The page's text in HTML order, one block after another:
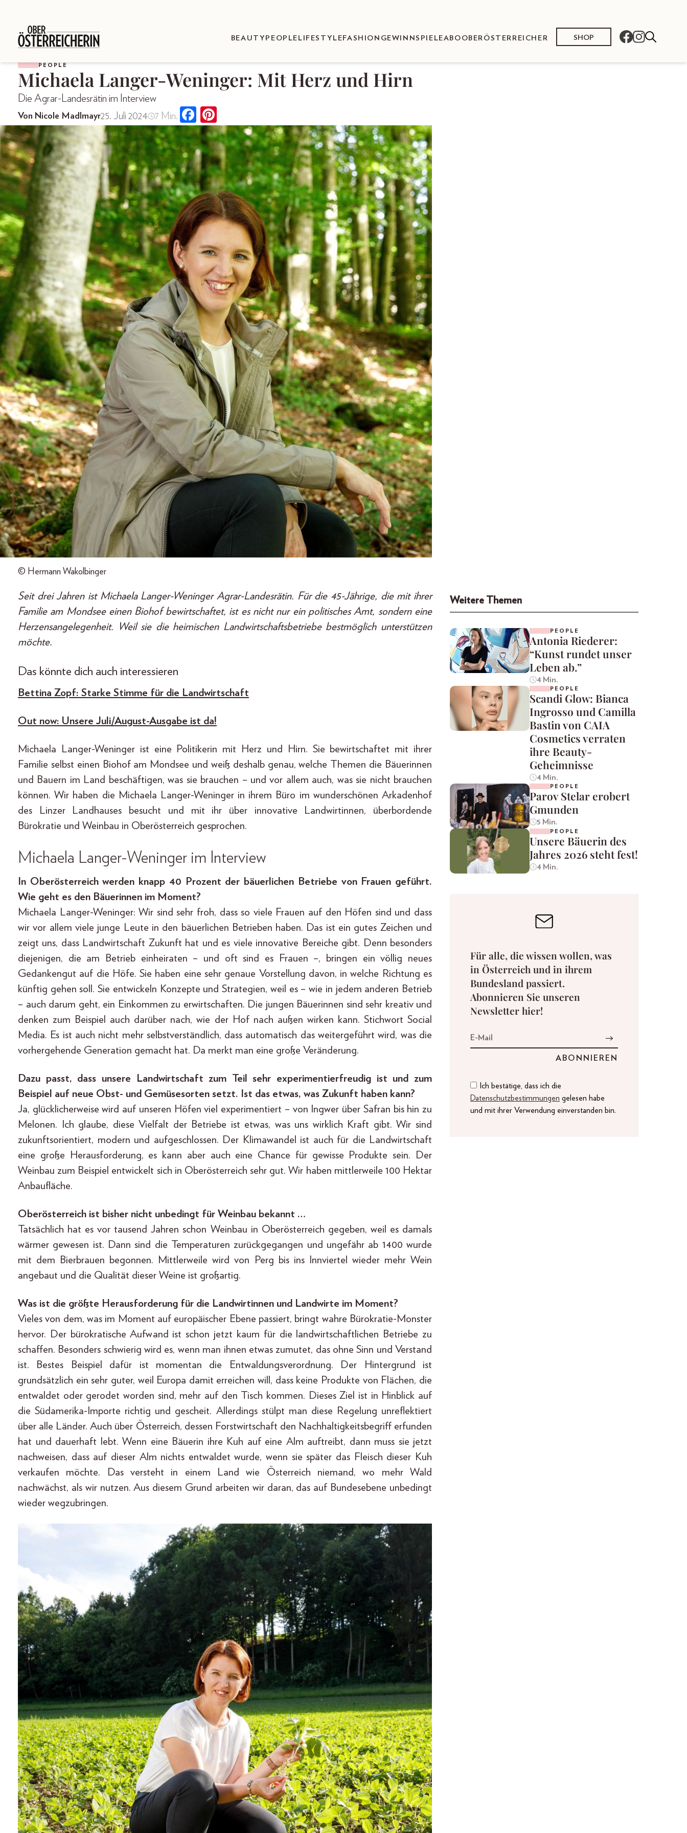
BEAUTY PEOPLE LIFESTYLEFASHION GEWINNSPIELEABO OBERÖSTERREICHER SHOP
PEOPLE
Michaela Langer-Weninger: Mit Herz und Hirn
Die Agrar-Landesrätin im Interview
Von Nicole Madlmayr25. Juli 2024 7 Min.
© Hermann Wakolbinger
Seit drei Jahren ist Michaela Langer-Weninger Agrar-Landesrätin. Für die 45-Jährige, die mit ihrer
Familie am Mondsee einen Biohof bewirtschaftet, ist es nicht nur ein politisches Amt, sondern eine
Herzensangelegenheit. Weil sie die heimischen Landwirtschaftsbetriebe bestmöglich unterstützen
möchte.
Das könnte dich auch interessieren
Bettina Zopf: Starke Stimme für die Landwirtschaft
Out now: Unsere Juli/August-Ausgabe ist da!
Michaela Langer-Weninger ist eine Politikerin mit Herz und Hirn. Sie bewirtschaftet mit ihrer
Familie selbst einen Biohof am Mondsee und weiß deshalb genau, welche Themen die Bäuerinnen
und Bauern im Land beschäftigen, was sie brauchen – und vor allem auch, was sie nicht brauchen
können. Wir haben die Michaela Langer-Weninger in ihrem Büro im wunderschönen Arkadenhof
des Linzer Landhauses besucht und mit ihr über innovative Landwirtinnen, überbordende
Bürokratie und Weinbau in Oberösterreich gesprochen.
Michaela Langer-Weninger im Interview
In Oberösterreich werden knapp 40 Prozent der bäuerlichen Betriebe von Frauen geführt.
Wie geht es den Bäuerinnen im Moment?
Michaela Langer-Weninger: Wir sind sehr froh, dass so viele Frauen auf den Höfen sind und dass
wir vor allem viele junge Leute in den bäuerlichen Betrieben haben. Das ist ein gutes Zeichen und
zeigt uns, dass Landwirtschaft Zukunft hat und es viele innovative Bereiche gibt. Denn besonders
diejenigen, die am Betrieb einheiraten – und oft sind es Frauen –, bringen ein völlig neues
Gedankengut auf die Höfe. Sie haben eine sehr genaue Vorstellung davon, in welche Richtung es
künftig gehen soll. Sie entwickeln Konzepte und Strategien, weil es – wie in jedem anderen Betrieb
– auch darum geht, ein Einkommen zu erwirtschaften. Die jungen Bäuerinnen sind sehr kreativ und
denken zum Beispiel auch darüber nach, wie der Hof nach außen wirken kann. Stichwort Social
Media. Es ist auch nicht mehr selbstverständlich, dass automatisch das weitergeführt wird, was die
vorhergehende Generation gemacht hat. Da merkt man eine große Veränderung.
Dazu passt, dass unsere Landwirtschaft zum Teil sehr experimentierfreudig ist und zum
Beispiel auf neue Obst- und Gemüsesorten setzt. Ist das etwas, was Zukunft haben kann?
Ja, glücklicherweise wird auf unseren Höfen viel experimentiert – von Ingwer über Safran bis hin zu
Melonen. Ich glaube, diese Vielfalt der Betriebe ist etwas, was uns wirklich Kraft gibt. Wir sind
zukunftsorientiert, modern und aufgeschlossen. Der Klimawandel ist auch für die Landwirtschaft
eine große Herausforderung, es kann aber auch eine Chance für gewisse Produkte sein. Der
Weinbau zum Beispiel entwickelt sich in Oberösterreich sehr gut. Wir haben mittlerweile 100 Hektar
Anbaufläche.
Oberösterreich ist bisher nicht unbedingt für Weinbau bekannt …
Tatsächlich hat es vor tausend Jahren schon Weinbau in Oberösterreich gegeben, weil es damals
wärmer gewesen ist. Dann sind die Temperaturen zurückgegangen und ungefähr ab 1400 wurde
mit dem Bierbrauen begonnen. Mittlerweile wird von Perg bis ins Innviertel wieder mehr Wein
angebaut und die Qualität dieser Weine ist großartig.
Was ist die größte Herausforderung für die Landwirtinnen und Landwirte im Moment?
Vieles von dem, was im Moment auf europäischer Ebene passiert, bringt wahre Bürokratie-Monster
hervor. Der bürokratische Aufwand ist schon jetzt kaum für die landwirtschaftlichen Betriebe zu
schaffen. Besonders schwierig wird es, wenn man ihnen etwas zumutet, das ohne Sinn und Verstand
ist. Bestes Beispiel dafür ist momentan die Entwaldungsverordnung. Der Hintergrund ist
grundsätzlich ein sehr guter, weil Europa damit erreichen will, dass keine Produkte von Flächen, die
entwaldet oder gerodet worden sind, mehr auf den Tisch kommen. Dieses Ziel ist in Hinblick auf
die Südamerika-Importe richtig und gescheit. Allerdings stülpt man diese Regelung unreflektiert
über alle Länder. Auch über Österreich, dessen Forstwirtschaft den Nachhaltigkeitsbegriff erfunden
hat und dauerhaft lebt. Wenn eine Bäuerin ihre Kuh auf eine Alm auftreibt, dann muss sie jetzt
nachweisen, dass auf dieser Alm nichts entwaldet wurde, wenn sie später das Fleisch dieser Kuh
verkaufen möchte. Das versteht in einem Land wie Österreich niemand, wo mehr Wald
nachwächst, als wir nutzen. Aus diesem Grund arbeiten wir daran, das auf Bundesebene unbedingt
wieder wegzubringen.
Weitere Themen
PEOPLE
Antonia Riederer:
“Kunst rundet unser
Leben ab.”
4 Min.
PEOPLE
Scandi Glow: Bianca
Ingrosso und Camilla
Bastin von CAIA
Cosmetics verraten
ihre Beauty-
Geheimnisse
4 Min.
PEOPLE
Parov Stelar erobert
Gmunden
5 Min.
PEOPLE
Unsere Bäuerin des
Jahres 2026 steht fest!
4 Min.
Für alle, die wissen wollen, was
in Österreich und in ihrem
Bundesland passiert.
Abonnieren Sie unseren
Newsletter hier!
Ich bestätige, dass ich die
Datenschutzbestimmungen gelesen habe
und mit ihrer Verwendung einverstanden bin.